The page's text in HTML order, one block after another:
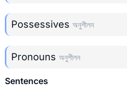
Possessives অনুশীলন
Pronouns অনুশীলন
Sentences